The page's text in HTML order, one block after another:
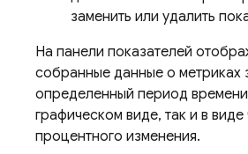
заменить или удалить
На панели показателей
собранные данные о метриках
определенный период
графическом виде, так и в виде
процентного изменения.